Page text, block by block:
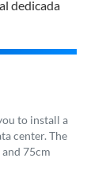
dedicada
to install a
center. The
75cm